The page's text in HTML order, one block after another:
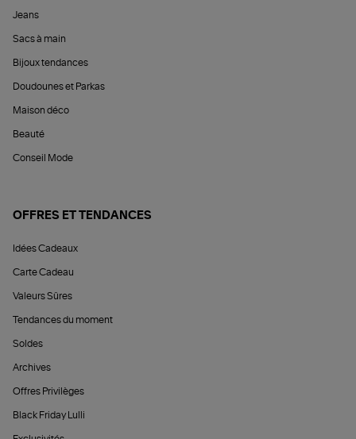
Jeans
Sacs à main
Bijoux tendances
Doudounes et Parkas
Maison déco
Beauté
Conseil Mode
OFFRES ET TENDANCES
Idées Cadeaux
Carte Cadeau
Valeurs Sûres
Tendances du moment
Soldes
Archives
Offres Privilèges
Black Friday Lulli